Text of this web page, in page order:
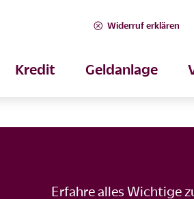
Widerruf erklären
Kredit Geldanlage
Erfahre alles Wichtige